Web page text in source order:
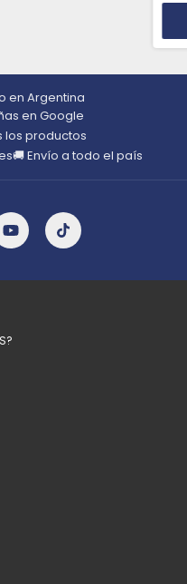
en Argentina
en Google
los productos
🚚 Envío a todo el país